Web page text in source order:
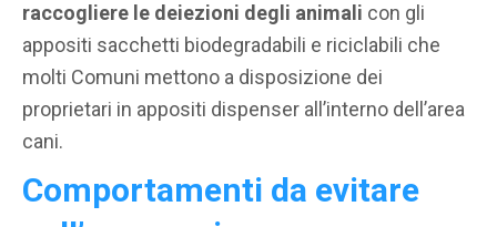
raccogliere le deiezioni degli animali con gli
appositi sacchetti biodegradabili e riciclabili che
molti Comuni mettono a disposizione dei
proprietari in appositi dispenser all’interno dell’area
cani.
Comportamenti da evitare